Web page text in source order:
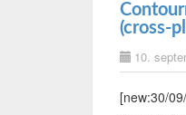
(cross-
10.
[new:30/